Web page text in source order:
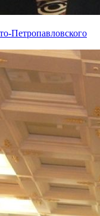
Петропавловского